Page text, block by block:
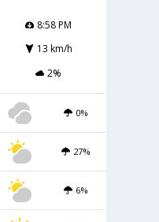
8:58 PM
13 km/h
2%
0%
27%
6%